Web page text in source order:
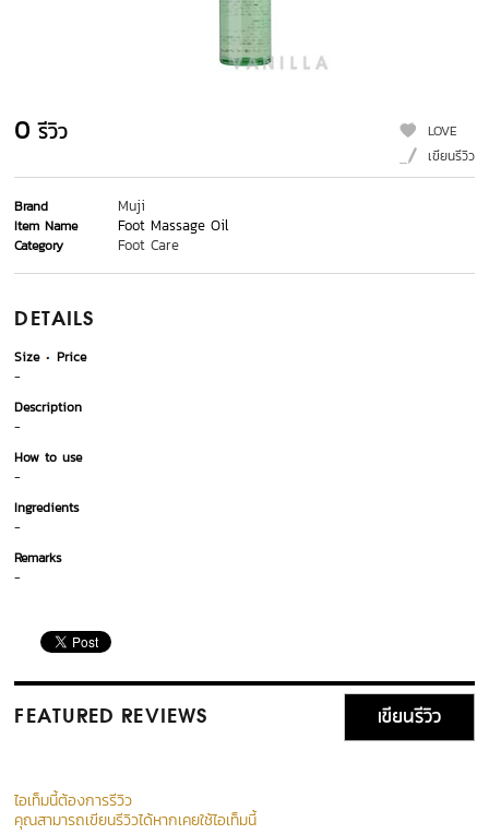
0 รีวิว
LOVE
เขียนรีวิว
Brand Muji
Item Name Foot Massage Oil
Category Foot Care
DETAILS
Size
Price
-
Description
-
How to use
-
Ingredients
-
Remarks
-
FEATURED REVIEWS เขียนรีวิว
ไอเท็มนี้ต้องการรีวิว
คุณสามารถเขียนรีวิวได้หากเคยใช้ไอเท็มนี้